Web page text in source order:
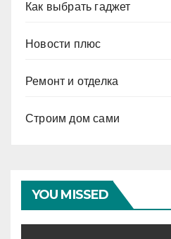
Как выбрать гаджет
Новости плюс
Ремонт и отделка
Строим дом сами
YOU MISSED